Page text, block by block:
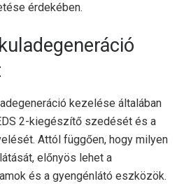
érdekében.
kezelése általában
2-kiegészítő szedését és a
Attól függően, hogy milyen
előnyös lehet a
és a gyengénlátó eszközök.